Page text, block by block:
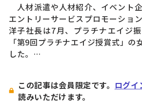
人材派遣や人材紹介、イベント
エントリーサービスプロモーショ
洋子社長は7月、プラチナエイジ
「第9回プラチナエイジ授賞式」の
した。…
この記事は会員限定です。 ログイ
読みいただけます。